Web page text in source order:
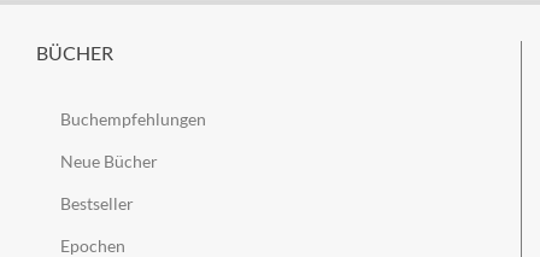
BÜCHER
Buchempfehlungen
Neue Bücher
Bestseller
Epochen